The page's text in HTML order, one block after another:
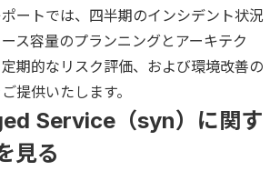
ートでは、四半期のインシデント状況
ス容量のプランニングとアーキテク
期的なリスク評価、および環境改善の
提供いたします。
Service（syn）に関す
見る